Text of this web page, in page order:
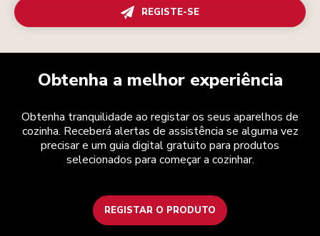
REGISTE-SE
Obtenha a melhor experiência
Obtenha tranquilidade ao registar os seus aparelhos de
cozinha. Receberá alertas de assistência se alguma vez
precisar e um guia digital gratuito para produtos
selecionados para começar a cozinhar.
REGISTAR O PRODUTO